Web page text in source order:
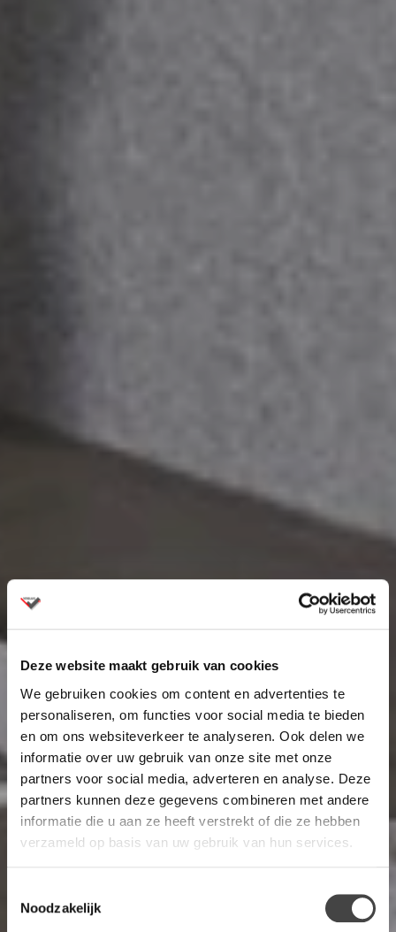
Deze website maakt gebruik van cookies
We gebruiken cookies om content en advertenties te
personaliseren, om functies voor social media te bieden
en om ons websiteverkeer te analyseren. Ook delen we
informatie over uw gebruik van onze site met onze
partners voor social media, adverteren en analyse. Deze
partners kunnen deze gegevens combineren met andere
informatie die u aan ze heeft verstrekt of die ze hebben
verzameld op basis van uw gebruik van hun services.
Noodzakelijk